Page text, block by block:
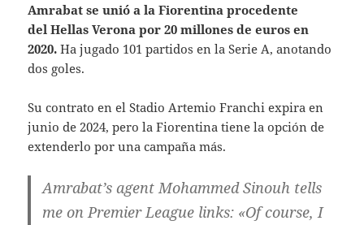
Amrabat se unió a la Fiorentina procedente
del Hellas Verona por 20 millones de euros en
2020. Ha jugado 101 partidos en la Serie A, anotando
dos goles.
Su contrato en el Stadio Artemio Franchi expira en
junio de 2024, pero la Fiorentina tiene la opción de
extenderlo por una campaña más.
Amrabat’s agent Mohammed Sinouh tells
me on Premier League links: «Of course, I